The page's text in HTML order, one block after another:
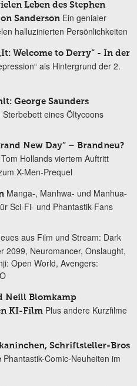
Leben des Stephen
Sanderson Ein genialer
halluzinierten Persönlichkeiten
Welcome to Derry“ - In der
als Hintergrund der 2.
George Saunders
Sterbebett eines Öltycoons
New Day“ – Brandneu?
Hollands viertem Auftritt
X-Men-Prequel
Manga-, Manhwa- und Manhua-
Sci-Fi- und Phantastik-Fans
aus Film und Stream: Dark
2099, Neuromancer, Onslaught,
Open World, Avengers:
Neill Blomkamp
KI-Film Plus andere Kurzfilme
Schriftsteller-Bros
Phantastik-Comic-Neuheiten im